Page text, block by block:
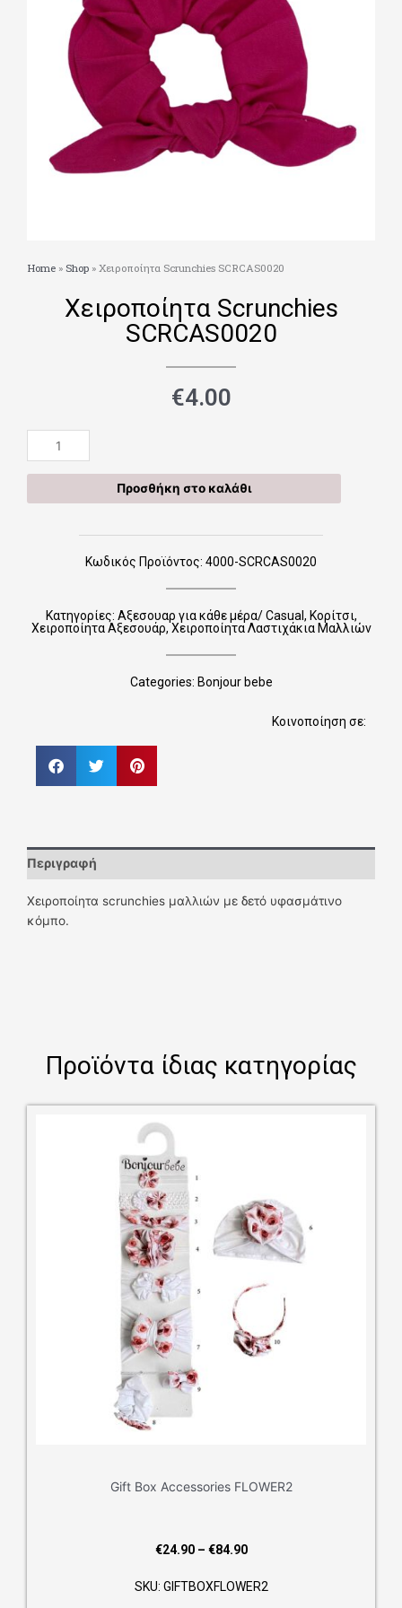
Home » Shop » Χειροποίητα Scrunchies SCRCAS0020
Χειροποίητα Scrunchies
SCRCAS0020
€4.00
Χειροποίητα
Scrunchies
SCRCAS0020
Προσθήκη στο καλάθι
Κωδικός Προϊόντος: 4000-SCRCAS0020
Κατηγορίες: Αξεσουαρ για κάθε μέρα/ Casual, Κορίτσι,
Χειροποίητα Αξεσουάρ, Χειροποίητα Λαστιχάκια Μαλλιών
Categories: Bonjour bebe
Κοινοποίηση σε:
Περιγραφή
Χειροποίητα scrunchies μαλλιών με δετό υφασμάτινο
κόμπο.
Προϊόντα ίδιας κατηγορίας
Gift Box Accessories FLOWER2
€24.90 – €84.90Price
€24.90
SKU: GIFTBOXFLOWER2